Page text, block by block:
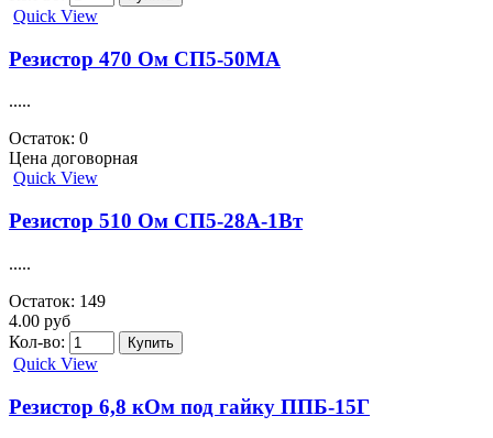
Quick View
Резистор 470 Ом СП5-50МА
.....
Остаток: 0
Цена договорная
Quick View
Резистор 510 Ом СП5-28А-1Вт
.....
Остаток: 149
4.00 руб
Кол-во:
Quick View
Резистор 6,8 кОм под гайку ППБ-15Г